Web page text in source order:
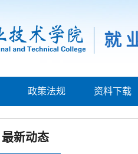
政策法规 资料下载
最新动态